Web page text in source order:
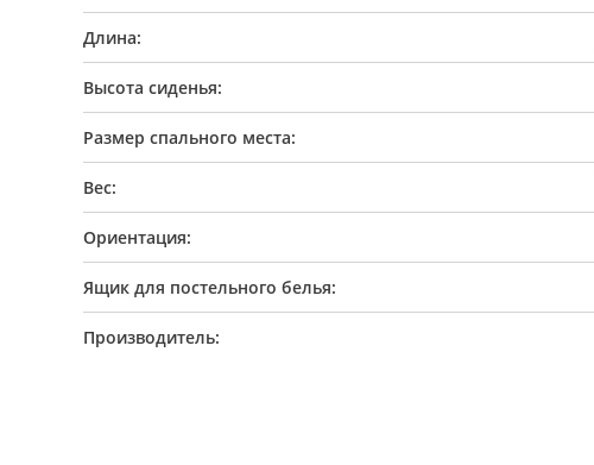
Длина:
Высота сиденья:
Размер спального места:
Вес:
Ориентация:
Ящик для постельного белья:
Производитель: